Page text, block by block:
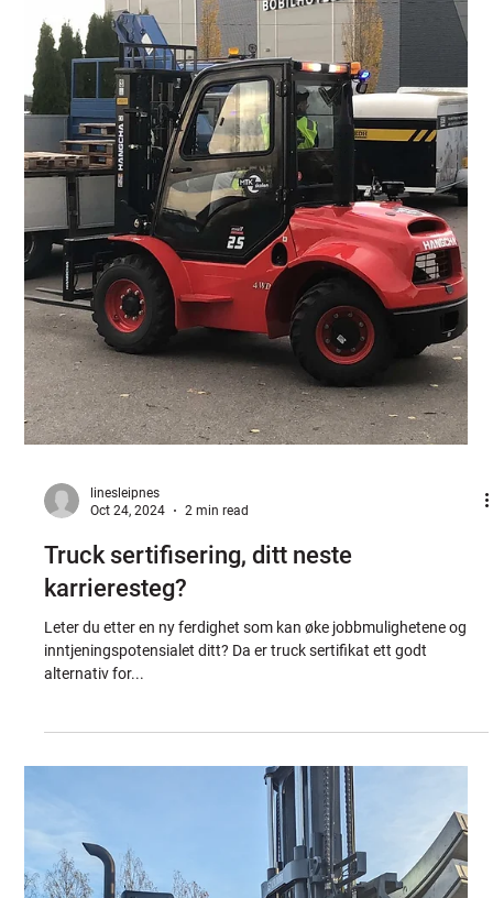
linesleipnes
Jun 2, 2025
2 min read
Traverskrankurs hos MTK Skolen: Trygg
og effektiv løfting i industrien
Traverskraner er uunnværlige i moderne industri, spesielt der
tunge og presise løft er en del av hverdagen. Med et godkjent...